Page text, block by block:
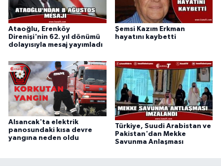
Ataoğlu, Erenköy
Direnişi'nin 62. yıl dönümü
dolayısıyla mesaj yayımladı
Şemsi Kazım Erkman
hayatını kaybetti
Alsancak'ta elektrik
panosundaki kısa devre
yangına neden oldu
Türkiye, Suudi Arabistan ve
Pakistan'dan Mekke
Savunma Anlaşması